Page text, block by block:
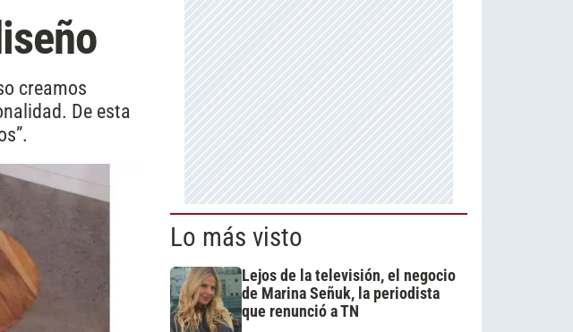
creamos
De esta
Lo más visto
Lejos de la televisión, el negocio
de Marina Señuk, la periodista
que renunció a TN